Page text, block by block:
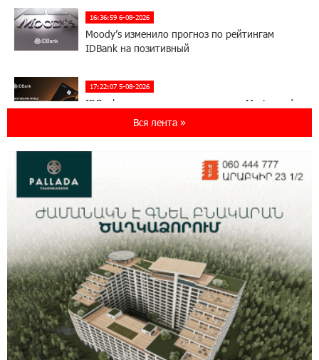
16:36:59 6-08-2026
Moody’s изменило прогноз по рейтингам
IDBank на позитивный
17:22:07 5-08-2026
IDBank представляет новую карту Mastercard
World с преимуществами для путешествий и
мониторинг дикой природы в Гнишике с
помощью солнечной энергии
14:56:01 5-08-2026
Ucom и FPWC обеспечат круглосуточный
мониторинг дикой природы в Гнишике с
помощью солнечной энергии
22:41:05 3-08-2026
Idram и IDBank - рядом со стартапами на
Вся лента »